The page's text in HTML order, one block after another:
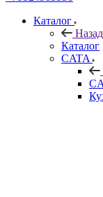
Каталог
Назад
Каталог
CATA